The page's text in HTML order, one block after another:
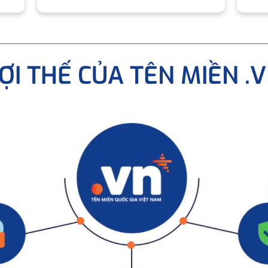
THẾ CỦA TÊN MIỀN